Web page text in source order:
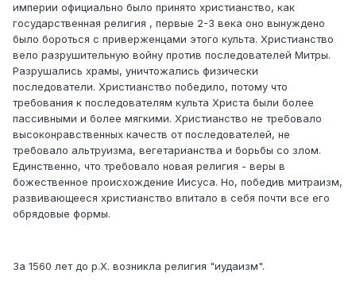
империи официально было принято христианство, как
государственная религия , первые 2-3 века оно вынуждено
было бороться с приверженцами этого культа. Христианство
вело разрушительную войну против последователей Митры.
Разрушались храмы, уничтожались физически
последователи. Христианство победило, потому что
требования к последователям культа Христа были более
пассивными и более мягкими. Христианство не требовало
высоконравственных качеств от последователей, не
требовало альтруизма, вегетарианства и борьбы со злом.
Единственно, что требовало новая религия - веры в
божественное происхождение Иисуса. Но, победив митраизм,
развивающееся христианство впитало в себя почти все его
обрядовые формы.
За 1560 лет до р.Х. возникла религия "иудаизм".